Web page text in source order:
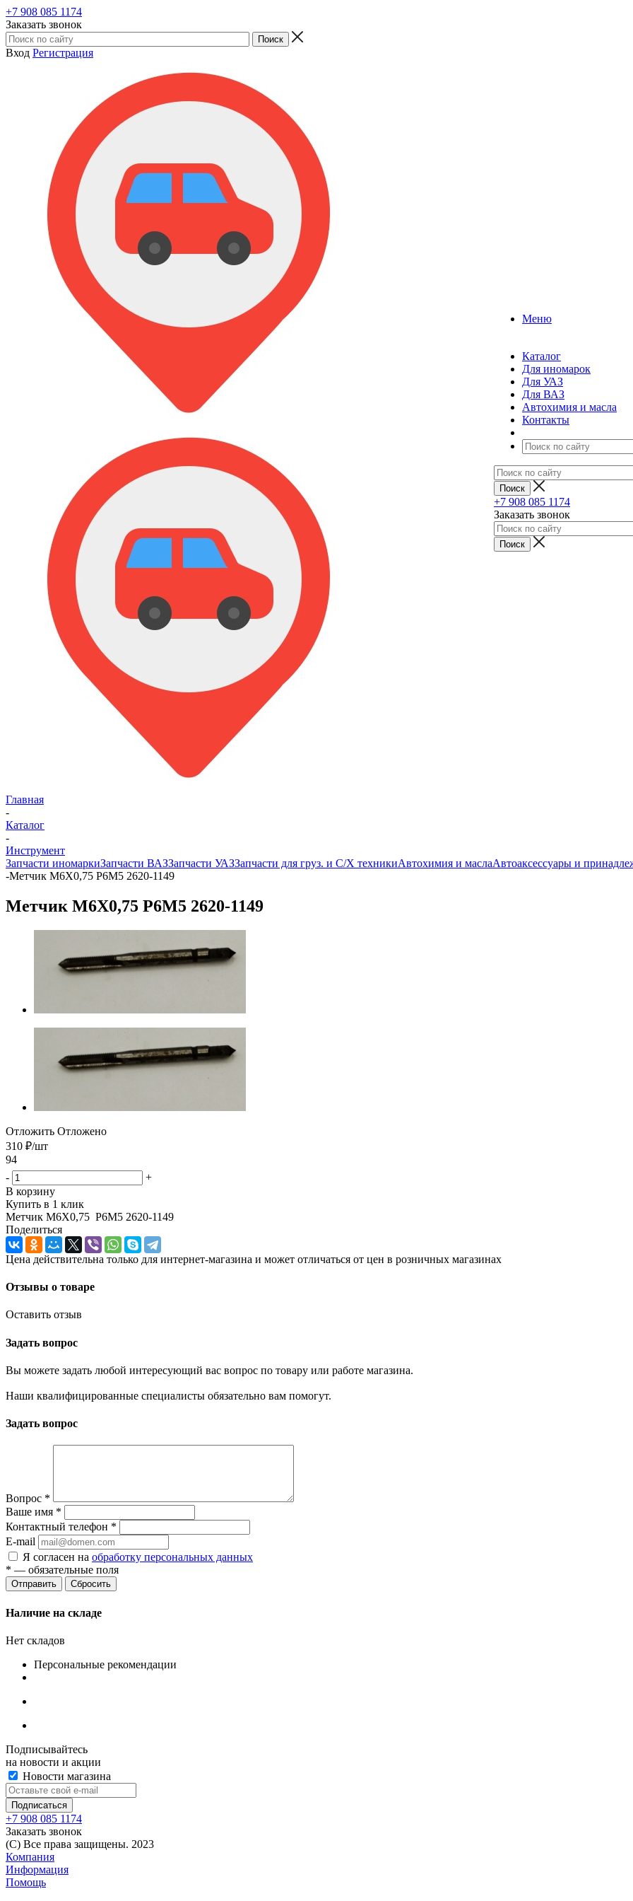
+7 908 085 1174
Заказать звонок
Вход Регистрация
Меню
Каталог
Для иномарок
Для УАЗ
Для ВАЗ
Автохимия и масла
Контакты
+7 908 085 1174
Заказать звонок
Главная
-
Каталог
-
Инструмент
Запчасти иномаркиЗапчасти ВАЗЗапчасти УАЗЗапчасти для груз. и С/Х техникиАвтохимия и маслаАвтоаксессуары и
-Метчик М6Х0,75 Р6М5 2620-1149
Метчик М6Х0,75 Р6М5 2620-1149
Отложить Отложено
310 ₽/шт
94
-
+
В корзину
Купить в 1 клик
Метчик М6Х0,75 Р6М5 2620-1149
Поделиться
Цена действительна только для интернет-магазина и может отличаться от цен в розничных магазинах
Отзывы о товаре
Оставить отзыв
Задать вопрос
Вы можете задать любой интересующий вас вопрос по товару или работе магазина.
Наши квалифицированные специалисты обязательно вам помогут.
Задать вопрос
Вопрос *
Ваше имя *
Контактный телефон *
E-mail
Я согласен на обработку персональных данных
* — обязательные поля
Сбросить
Наличие на складе
Нет складов
Персональные рекомендации
Подписывайтесь
на новости и акции
Новости магазина
+7 908 085 1174
Заказать звонок
(C) Все права защищены. 2023
Компания
Информация
Помощь